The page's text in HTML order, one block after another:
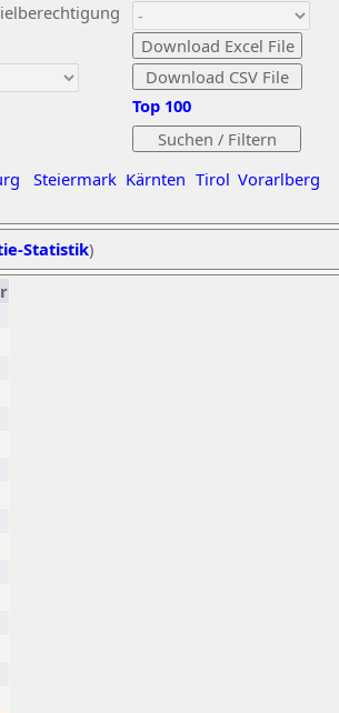
Steiermark Kärnten Tirol Vorarlberg
Top 100
Statistik)